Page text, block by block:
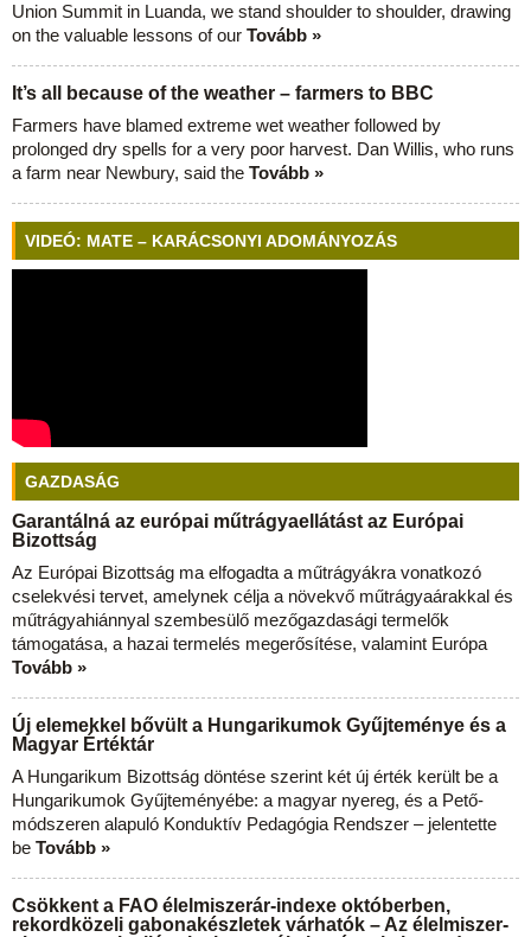
Union Summit in Luanda, we stand shoulder to shoulder, drawing
on the valuable lessons of our Tovább »
It’s all because of the weather – farmers to BBC
Farmers have blamed extreme wet weather followed by
prolonged dry spells for a very poor harvest. Dan Willis, who runs
a farm near Newbury, said the Tovább »
VIDEÓ: MATE – KARÁCSONYI ADOMÁNYOZÁS
GAZDASÁG
Garantálná az európai műtrágyaellátást az Európai
Bizottság
Az Európai Bizottság ma elfogadta a műtrágyákra vonatkozó
cselekvési tervet, amelynek célja a növekvő műtrágyaárakkal és
műtrágyahiánnyal szembesülő mezőgazdasági termelők
támogatása, a hazai termelés megerősítése, valamint Európa
Tovább »
Új elemekkel bővült a Hungarikumok Gyűjteménye és a
Magyar Értéktár
A Hungarikum Bizottság döntése szerint két új érték került be a
Hungarikumok Gyűjteményébe: a magyar nyereg, és a Pető-
módszeren alapuló Konduktív Pedagógia Rendszer – jelentette
be Tovább »
Csökkent a FAO élelmiszerár-indexe októberben,
rekordközeli gabonakészletek várhatók – Az élelmiszer-